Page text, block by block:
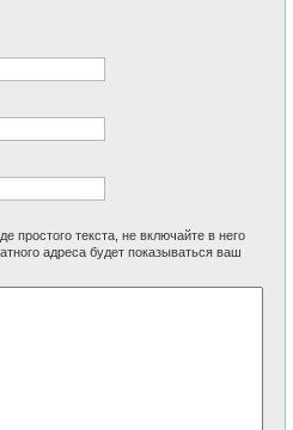
простого текста, не включайте в него
адреса будет показываться ваш